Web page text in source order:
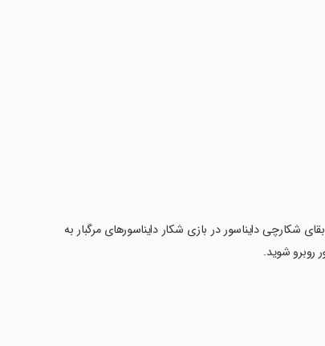
شکارچی دایناسور در بازی شکار دایناسورهای مرگبار به